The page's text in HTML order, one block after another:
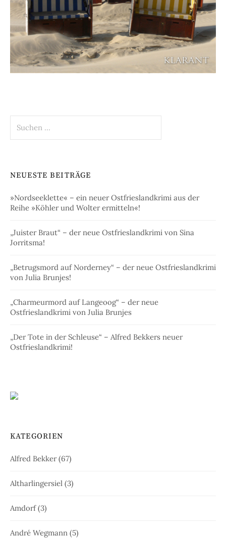
nach:
NEUESTE BEITRÄGE
»Nordseeklette« – ein neuer Ostfrieslandkrimi aus der
Reihe »Köhler und Wolter ermitteln«!
„Juister Braut“ – der neue Ostfrieslandkrimi von Sina
Jorritsma!
„Betrugsmord auf Norderney“ – der neue Ostfrieslandkrimi
von Julia Brunjes!
„Charmeurmord auf Langeoog“ – der neue
Ostfrieslandkrimi von Julia Brunjes
„Der Tote in der Schleuse“ – Alfred Bekkers neuer
Ostfrieslandkrimi!
KATEGORIEN
Alfred Bekker(67)
Altharlingersiel (3)
Amdorf(3)
André Wegmann (5)